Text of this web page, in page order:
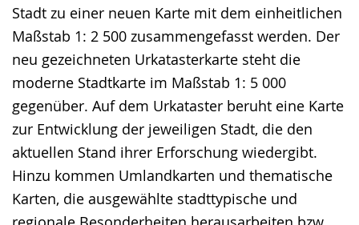
Stadt zu einer neuen Karte mit dem einheitlichen
Maßstab 1: 2 500 zusammengefasst werden. Der
neu gezeichneten Urkatasterkarte steht die
moderne Stadtkarte im Maßstab 1: 5 000
gegenüber. Auf dem Urkataster beruht eine Karte
zur Entwicklung der jeweiligen Stadt, die den
aktuellen Stand ihrer Erforschung wiedergibt.
Hinzu kommen Umlandkarten und thematische
Karten, die ausgewählte stadttypische und